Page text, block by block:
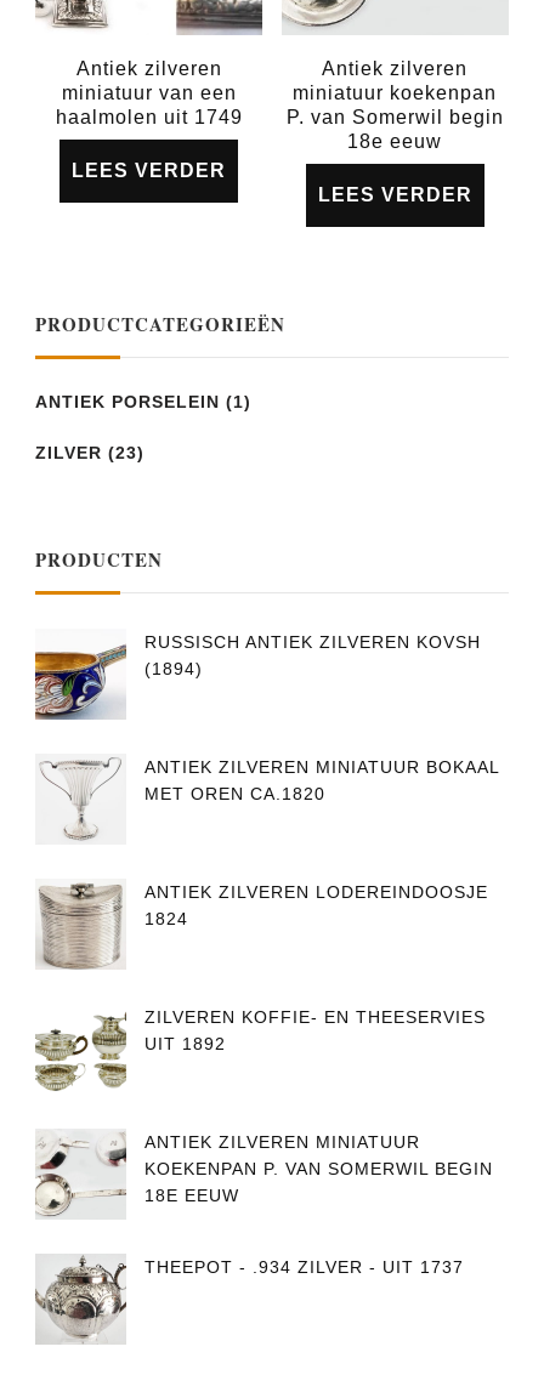
Antiek zilveren
miniatuur van een
haalmolen uit 1749
LEES VERDER
Antiek zilveren
miniatuur koekenpan
P. van Somerwil begin
18e eeuw
LEES VERDER
PRODUCTCATEGORIEËN
ANTIEK PORSELEIN (1)
ZILVER (23)
PRODUCTEN
RUSSISCH ANTIEK ZILVEREN KOVSH
(1894)
ANTIEK ZILVEREN MINIATUUR BOKAAL
MET OREN CA.1820
ANTIEK ZILVEREN LODEREINDOOSJE
1824
ZILVEREN KOFFIE- EN THEESERVIES
UIT 1892
ANTIEK ZILVEREN MINIATUUR
KOEKENPAN P. VAN SOMERWIL BEGIN
18E EEUW
THEEPOT - .934 ZILVER - UIT 1737